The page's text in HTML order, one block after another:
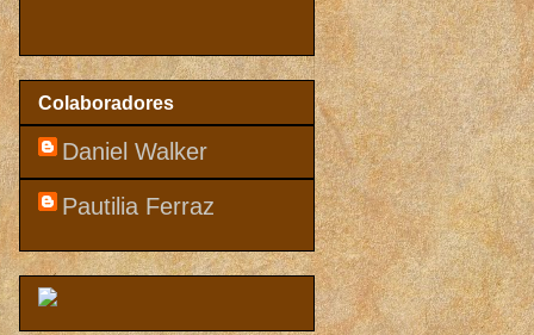
Colaboradores
Daniel Walker
Pautilia Ferraz